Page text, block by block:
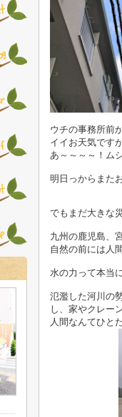
ウチの事務所前
イイお天気です
あ～～～～！ム
明日っからまた
でもまだ大きな
九州の鹿児島、
自然の前には人
水の力って本当
氾濫した河川の
し、家やクレー
人間なんてひと